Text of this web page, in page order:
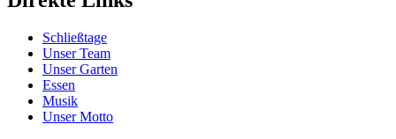
Schließtage
Unser Team
Unser Garten
Essen
Musik
Unser Motto